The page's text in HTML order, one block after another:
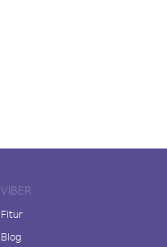
VIBER
Fitur
Blog